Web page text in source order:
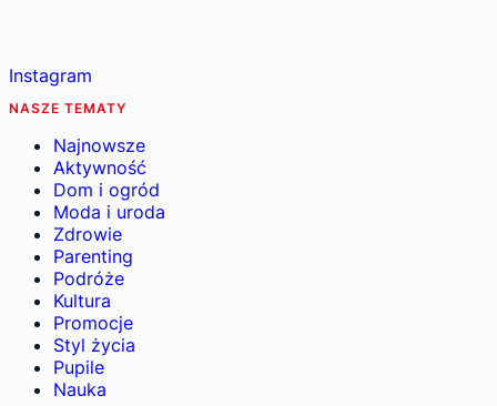
Instagram
NASZE TEMATY
Najnowsze
Aktywność
Dom i ogród
Moda i uroda
Zdrowie
Parenting
Podróże
Kultura
Promocje
Styl życia
Pupile
Nauka